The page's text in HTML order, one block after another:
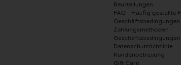
Beurteilungen
FAQ - Häufig gestellte
Geschäftsbedingungen
Zahlungsmethoden
Geschäftsbedingungen
Datenschutzrichtlinie
Kundenbetreuung
Gift Card